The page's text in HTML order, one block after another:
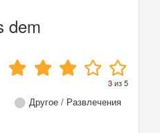
dem
3из5
Другое / Развлечения